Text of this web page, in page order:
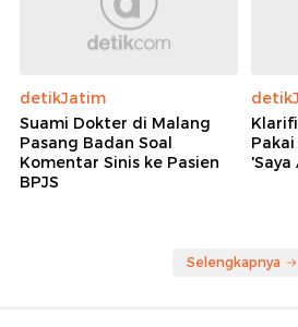
detikJatim
Suami Dokter di Malang
Pasang Badan Soal
Komentar Sinis ke Pasien
BPJS
'Saya
Selengkapnya